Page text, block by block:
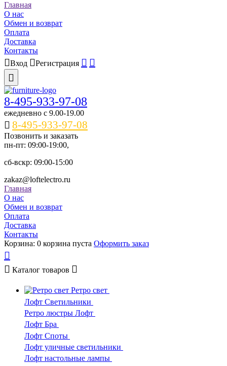
Главная
О нас
Обмен и возврат
Оплата
Доставка
Контакты
Вход
Регистрация
8-495-933-97-08
ежедневно c 9.00-19.00
8-495-933-97-08
Позвонить и заказать
пн-пт: 09:00-19:00,
сб-вскр: 09:00-15:00
zakaz@loftelectro.ru
Главная
О нас
Обмен и возврат
Оплата
Доставка
Контакты
Корзина: 0 корзина пуста Оформить заказ
Каталог товаров
Ретро свет
Лофт Светильники
Ретро люстры Лофт
Лофт Бра
Лофт Споты
Лофт уличные светильники
Лофт настольные лампы